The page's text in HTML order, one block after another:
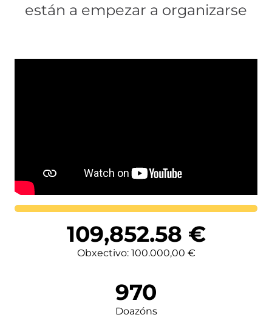
están a empezar a organizarse
Lortutakoa
109,852.58 €
Obxectivo: 100.000,00 €
970
Doazóns